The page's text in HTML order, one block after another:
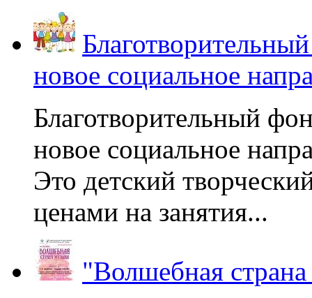
новое социальное
Благотворительный
новое социальное
Это детский
ценами на занятия...
"Волшебная